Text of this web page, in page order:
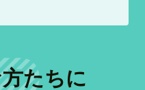
たちに